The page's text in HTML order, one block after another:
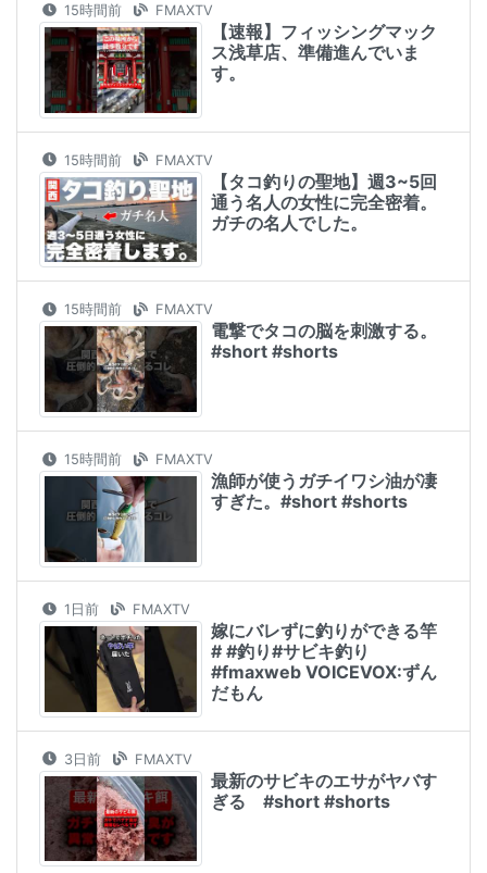
15時間前 FMAXTV
【速報】フィッシングマック
ス浅草店、準備進んでいま
す。
15時間前 FMAXTV
【タコ釣りの聖地】週3~5回
通う名人の女性に完全密着。
ガチの名人でした。
15時間前 FMAXTV
電撃でタコの脳を刺激する。
#short #shorts
15時間前 FMAXTV
漁師が使うガチイワシ油が凄
すぎた。#short #shorts
1日前 FMAXTV
嫁にバレずに釣りができる竿
# #釣り#サビキ釣り
#fmaxweb VOICEVOX:ずん
だもん
3日前 FMAXTV
最新のサビキのエサがヤバす
ぎる #short #shorts